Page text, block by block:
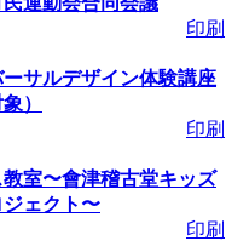
育て講
08/10～
育て講
印刷
サルデザイン体験講座
）
印刷
教室〜會津稽古堂キッズ
ェクト〜
印刷